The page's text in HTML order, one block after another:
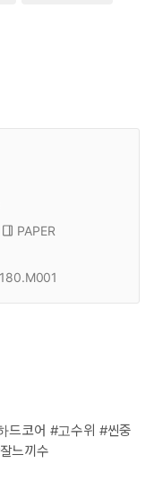
PAPER
드코어 #고수위 #씬중
느끼수